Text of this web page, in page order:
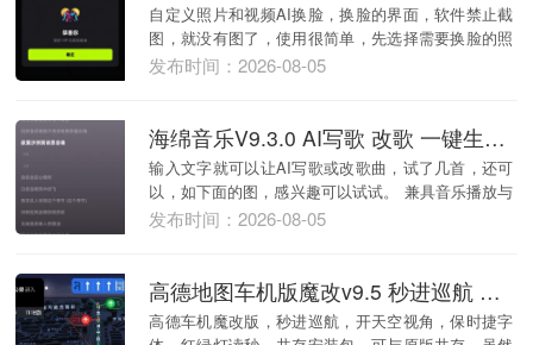
自定义照片和视频AI换脸，换脸的界面，软件禁止截
图，就没有图了，使用很简单，先选择需要换脸的照
片或视...
发布时间：2026-08-05
海绵音乐V9.3.0 AI写歌 改歌 一键生成原创歌曲
输入文字就可以让AI写歌或改歌曲，试了几首，还可
以，如下面的图，感兴趣可以试试。 兼具音乐播放与
AI...
发布时间：2026-08-05
高德地图车机版魔改v9.5 秒进巡航 开天空视角 保时捷字体
高德车机魔改版，秒进巡航，开天空视角，保时捷字